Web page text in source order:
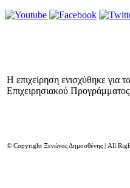
Η επιχείρηση ενισχύθηκε για
Επιχειρησιακού
© Copyright Ξενώνας Δημοσθένης | All